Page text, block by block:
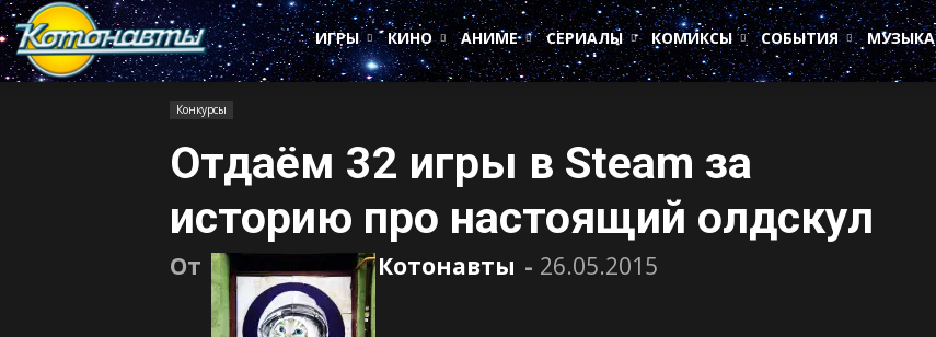
Котонавты
ИГРЫ
КИНО АНИМЕ СЕРИАЛЫ КОМИКСЫ СОБЫТИЯ МУЗЫКА
Конкурсы
Отдаём 32 игры в Steam за
историю про настоящий олдскул
От Котонавты - 26.05.2015